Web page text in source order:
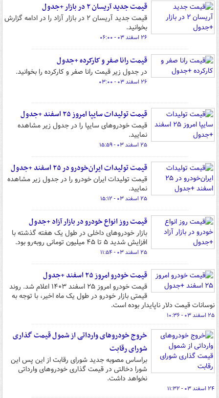
قیمت جدید آریسان ۲ در بازار +جدول
قیمت جدید آریسان ۲ در بازار آزاد را در ادامه گزارش
بخوانید.
۲۶ اسفند ۰۳ - ۰۶:۰۰
قیمت رانا صفر و کارکرده +جدول
در جدول زیر قیمت رانا صفر و کارکرده را بخوانید.
۲۶ اسفند ۰۳ - ۰۳:۰۰
قیمت تولیدات سایپا امروز ۲۵ اسفند +جدول
قیمت خودروهای سایپا را در جدول زیر مشاهده
نمایید.
۲۵ اسفند ۰۳ - ۱۵:۵۹
قیمت تولیدات ایران‌خودرو در ۲۵ اسفند +جدول
قیمت تولیدات ایران خودرو را در جدول زیر مشاهده
نمایید.
۲۵ اسفند ۰۳ - ۱۵:۱۲
قیمت روز انواع خودرو در بازار آزاد +جدول
بازار خودروهای داخلی در طول یک هفته گذشته با
افزایش شدید ۵ تا ۴۵ میلیون تومانی روبه‌رو بود.
۲۵ اسفند ۰۳ - ۱۱:۵۴
قیمت خودرو امروز ۲۵ اسفند +جدول
قیمت خودرو امروز ۲۵ اسفند ۱۴۰۳ اعلام شد. روند
قیمتی بازار خودرو در طول یک ماه‌ اخیر، با توجه به
نوسانات قیمت دلار ناپایدار بوده است.
۲۵ اسفند ۰۳ - ۱۰:۳۶
خروج خودروهای وارداتی از شمول قیمت گذاری
شورای رقابت
براساس مصوبه جدید شورای رقابت از این پس این
شورا دخالتی در قیمت گذاری خودروهای وارداتی
نخواهد داشت.
۲۴ اسفند ۰۳ - ۱۱:۳۲